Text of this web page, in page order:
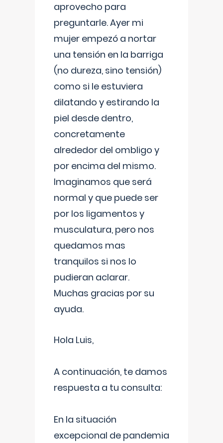
aprovecho para
preguntarle. Ayer mi
mujer empezó a nortar
una tensión en la barriga
(no dureza, sino tensión)
como si le estuviera
dilatando y estirando la
piel desde dentro,
concretamente
alrededor del ombligo y
por encima del mismo.
Imaginamos que será
normal y que puede ser
por los ligamentos y
musculatura, pero nos
quedamos mas
tranquilos si nos lo
pudieran aclarar.
Muchas gracias por su
ayuda.
Hola Luis,
A continuación, te damos
respuesta a tu consulta:
En la situación
excepcional de pandemia